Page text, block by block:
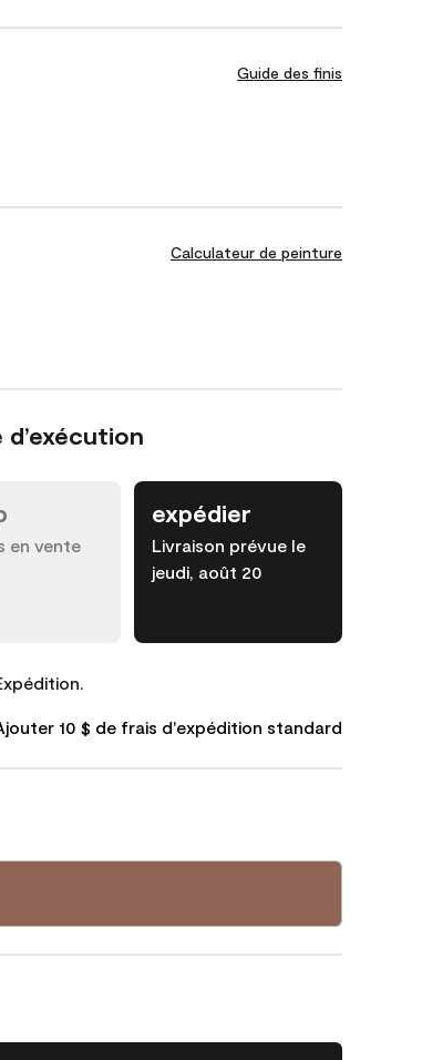
Guide des finis
Calculateur de peinture
en vente
expédier
Livraison prévue le
jeudi, août 20
10 $ de frais d'expédition standard